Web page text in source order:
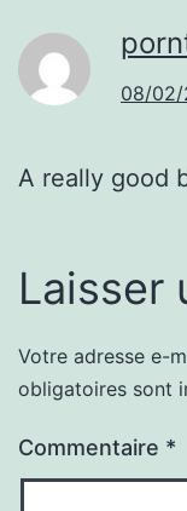
08/02/
A really good
Laisser
Votre adresse e-
obligatoires sont
Commentaire *